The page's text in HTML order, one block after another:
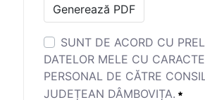
Generează PDF
SUNT DE ACORD CU
DATELOR MELE CU
PERSONAL DE CĂTRE
JUDEȚEAN DÂMBOVIȚA.